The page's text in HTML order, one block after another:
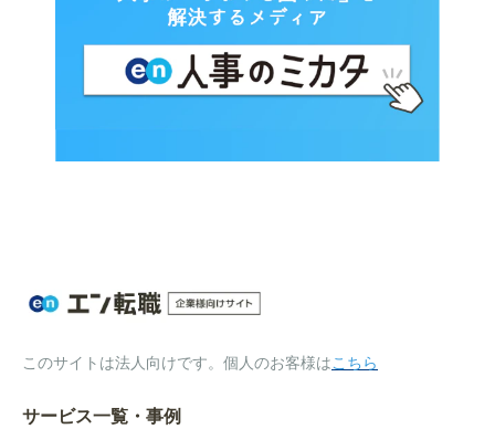
このサイトは法人向けです。個人のお客様はこちら
サービス一覧・事例